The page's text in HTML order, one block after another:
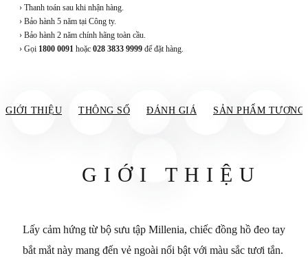
› Thanh toán sau khi nhận hàng.
› Bảo hành 5 năm tại Công ty.
› Bảo hành 2 năm chính hãng toàn cầu.
› Gọi 1800 0091 hoặc 028 3833 9999 để đặt hàng.
GIỚI THIỆU THÔNG SỐ ĐÁNH GIÁ SẢN PHẨM TƯƠNG
GIỚI THIỆU
Lấy cảm hứng từ bộ sưu tập Millenia, chiếc đồng hồ đeo tay
bắt mắt này mang đến vẻ ngoài nổi bật với màu sắc tươi tắn.